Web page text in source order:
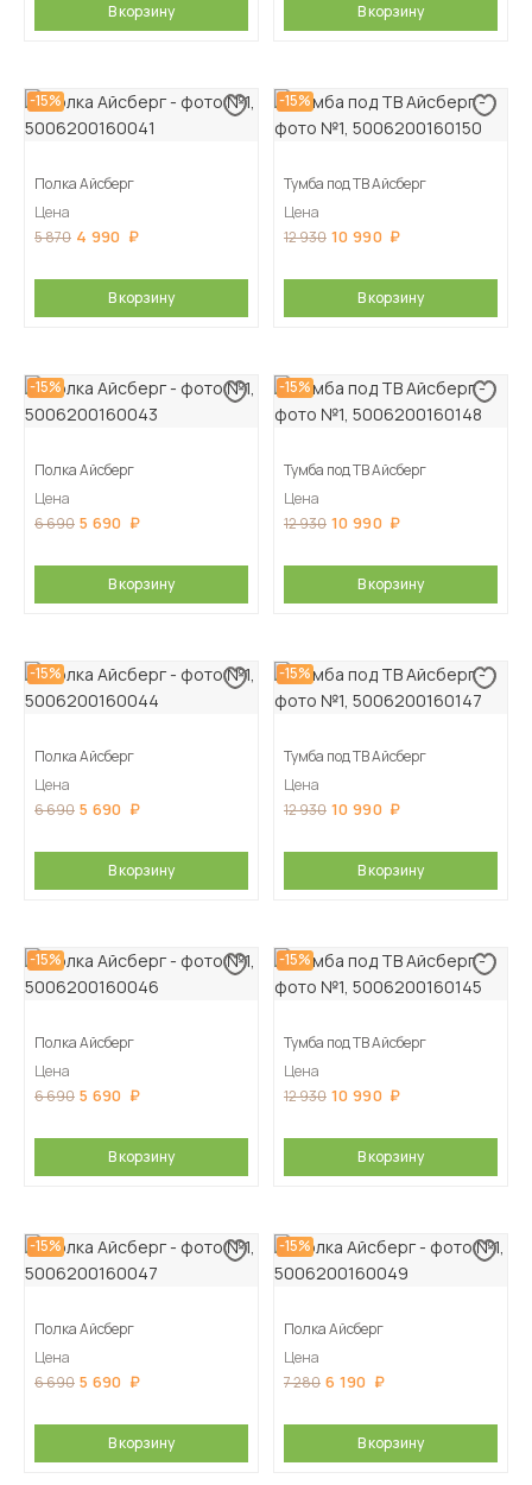
В корзину В корзину
-15%
Полка Айсберг
Цена
5 870 4 990
В корзину
-15%
Тумба под ТВ Айсберг
Цена
12 930 10 990
В корзину
-15%
Полка Айсберг
Цена
6 690 5 690
В корзину
-15%
Тумба под ТВ Айсберг
Цена
12 930 10 990
В корзину
-15%
Полка Айсберг
Цена
6 690 5 690
В корзину
-15%
Тумба под ТВ Айсберг
Цена
12 930 10 990
В корзину
-15%
Полка Айсберг
Цена
6 690 5 690
В корзину
-15%
Тумба под ТВ Айсберг
Цена
12 930 10 990
В корзину
-15%
Полка Айсберг
Цена
6 690 5 690
В корзину
-15%
Полка Айсберг
Цена
7 280 6 190
В корзину